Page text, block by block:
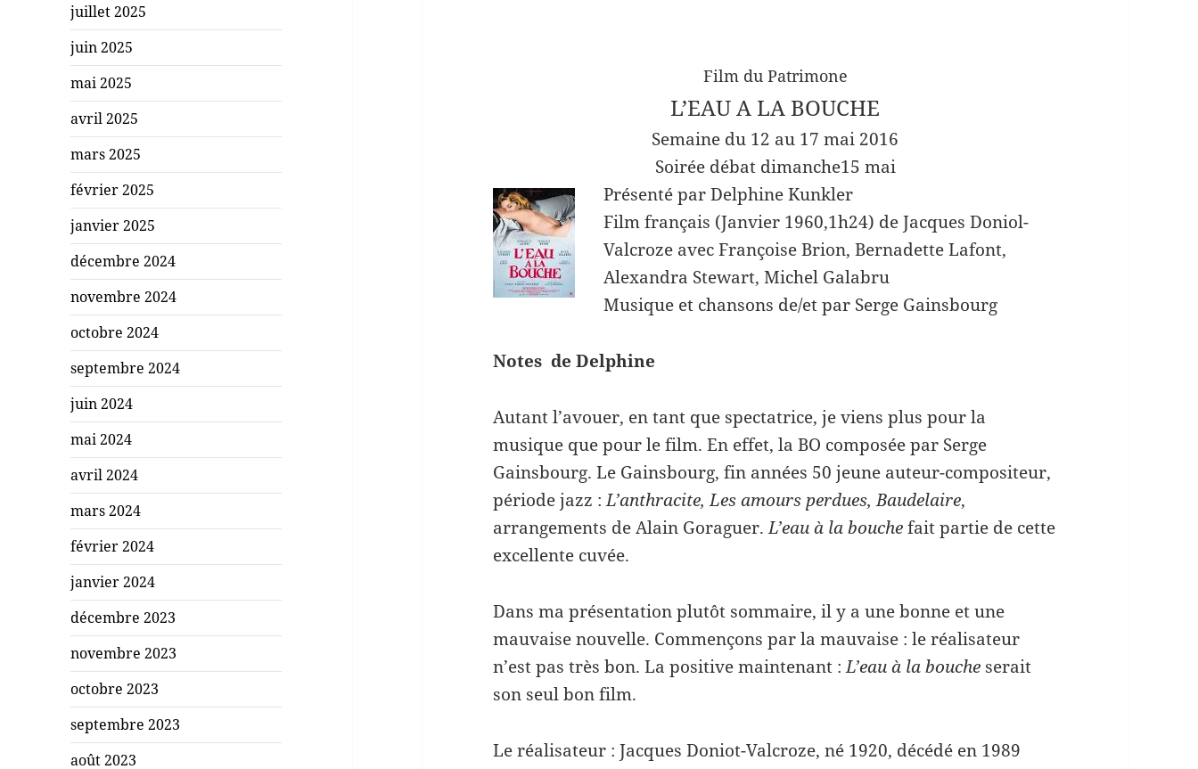
juillet 2025
juin 2025
mai 2025
avril 2025
mars 2025
février 2025
janvier 2025
décembre 2024
novembre 2024
octobre 2024
septembre 2024
juin 2024
mai 2024
avril 2024
mars 2024
février 2024
janvier 2024
décembre 2023
novembre 2023
octobre 2023
septembre 2023
août 2023
Film du Patrimone
L’EAU A LA BOUCHE
Semaine du 12 au 17 mai 2016
Soirée débat dimanche15 mai
Présenté par Delphine Kunkler
Film français (Janvier 1960,1h24) de Jacques Doniol-
Valcroze avec Françoise Brion, Bernadette Lafont,
Alexandra Stewart, Michel Galabru
Musique et chansons de/et par Serge Gainsbourg
Notes de Delphine
Autant l’avouer, en tant que spectatrice, je viens plus pour la
musique que pour le film. En effet, la BO composée par Serge
Gainsbourg. Le Gainsbourg, fin années 50 jeune auteur-compositeur,
période jazz :L’anthracite, Les amours perdues, Baudelaire,
arrangements de Alain Goraguer.L’eau à la bouchefait partie de cette
excellente cuvée.
Dans ma présentation plutôt sommaire, il y a une bonne et une
mauvaise nouvelle. Commençons par la mauvaise : le réalisateur
n’est pas très bon. La positive maintenant :L’eau à la bouche serait
son seul bon film.
Le réalisateur : Jacques Doniot-Valcroze, né 1920, décédé en 1989